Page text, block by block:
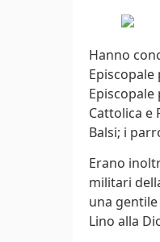
Hanno
Episcopale
Episcopale
Cattolica e
Balsi; i
Erano
militari
una
Lino alla